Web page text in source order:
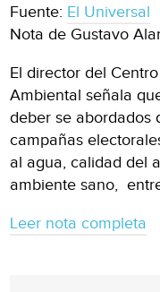
Fuente: El Universal
Nota de Gustavo
El director del
Ambiental señala
deber se abordados
campañas
al agua, calidad del
ambiente sano,
Leer nota completa